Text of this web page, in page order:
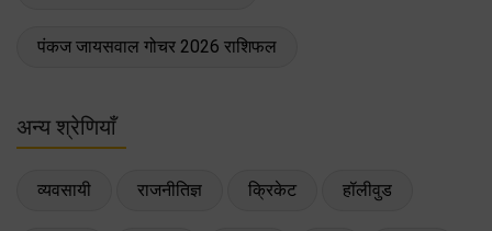
पंकज जायसवाल गोचर 2026 राशिफल
अन्य श्रेणियाँ
व्यवसायी राजनीतिज्ञ क्रिकेट हॉलीवुड